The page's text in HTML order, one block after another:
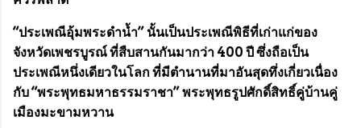
“ประเพณีอุ้มพระดำน้ำ” นั้นเป็นประเพณีพิธีที่เก่าแก่ของ
จังหวัดเพชรบูรณ์ ที่สืบสานกันมากว่า 400 ปี ซึ่งถือเป็น
ประเพณีหนึ่งเดียวในโลก ที่มีตำนานที่มาอันสุดทึ่งเกี่ยวเนื่อง
กับ “พระพุทธมหาธรรมราชา” พระพุทธรูปศักดิ์สิทธิ์คู่บ้านคู่
เมืองมะขามหวาน